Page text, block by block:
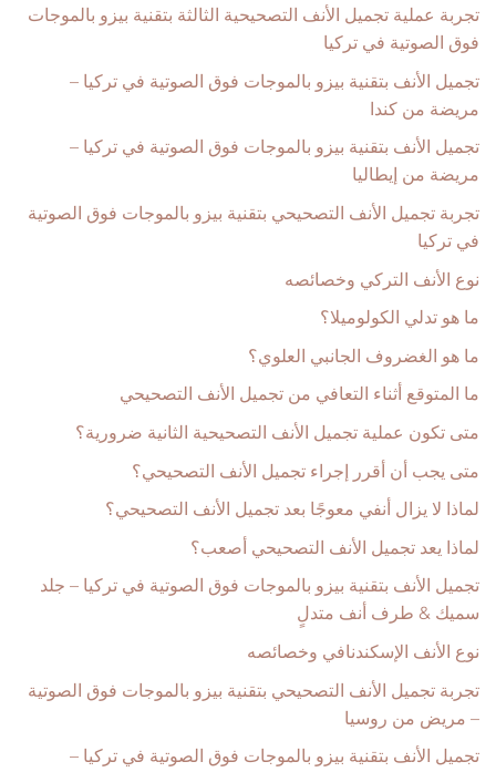
تجربة عملية تجميل الأنف التصحيحية الثالثة بتقنية بيزو بالموجات
فوق الصوتية في تركيا
تجميل الأنف بتقنية بيزو بالموجات فوق الصوتية في تركيا –
مريضة من كندا
تجميل الأنف بتقنية بيزو بالموجات فوق الصوتية في تركيا –
مريضة من إيطاليا
تجربة تجميل الأنف التصحيحي بتقنية بيزو بالموجات فوق الصوتية
في تركيا
نوع الأنف التركي وخصائصه
ما هو تدلي الكولوميلا؟
ما هو الغضروف الجانبي العلوي؟
ما المتوقع أثناء التعافي من تجميل الأنف التصحيحي
متى تكون عملية تجميل الأنف التصحيحية الثانية ضرورية؟
متى يجب أن أقرر إجراء تجميل الأنف التصحيحي؟
لماذا لا يزال أنفي معوجًا بعد تجميل الأنف التصحيحي؟
لماذا يعد تجميل الأنف التصحيحي أصعب؟
تجميل الأنف بتقنية بيزو بالموجات فوق الصوتية في تركيا – جلد
سميك & طرف أنف متدلٍ
نوع الأنف الإسكندنافي وخصائصه
تجربة تجميل الأنف التصحيحي بتقنية بيزو بالموجات فوق الصوتية
– مريض من روسيا
تجميل الأنف بتقنية بيزو بالموجات فوق الصوتية في تركيا –